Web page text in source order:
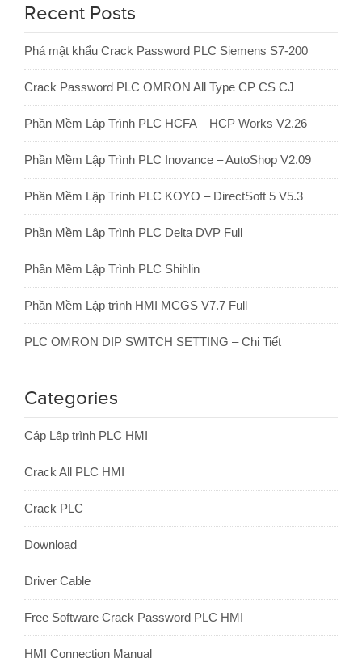
Recent Posts
Phá mật khẩu Crack Password PLC Siemens S7-200
Crack Password PLC OMRON All Type CP CS CJ
Phần Mềm Lập Trình PLC HCFA – HCP Works V2.26
Phần Mềm Lập Trình PLC Inovance – AutoShop V2.09
Phần Mềm Lập Trình PLC KOYO – DirectSoft 5 V5.3
Phần Mềm Lập Trình PLC Delta DVP Full
Phần Mềm Lập Trình PLC Shihlin
Phần Mềm Lập trình HMI MCGS V7.7 Full
PLC OMRON DIP SWITCH SETTING – Chi Tiết
Categories
Cáp Lập trình PLC HMI
Crack All PLC HMI
Crack PLC
Download
Driver Cable
Free Software Crack Password PLC HMI
HMI Connection Manual